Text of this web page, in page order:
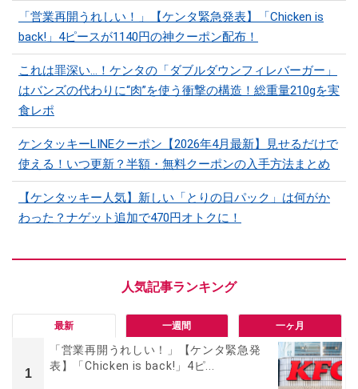
「営業再開うれしい！」【ケンタ緊急発表】「Chicken is
back!」4ピースが1140円の神クーポン配布！
これは罪深い…！ケンタの「ダブルダウンフィレバーガー」
はバンズの代わりに“肉”を使う衝撃の構造！総重量210gを実
食レポ
ケンタッキーLINEクーポン【2026年4月最新】見せるだけで
使える！いつ更新？半額・無料クーポンの入手方法まとめ
【ケンタッキー人気】新しい「とりの日パック」は何がか
わった？ナゲット追加で470円オトクに！
最新 一週間 一ヶ月
1
「営業再開うれしい！」【ケンタ緊急発
表】「Chicken is back!」4ピ...